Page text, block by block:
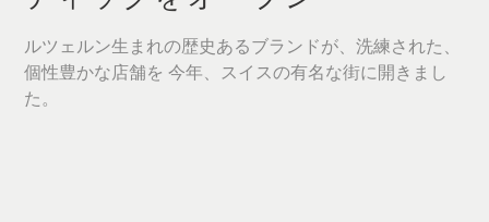
ルツェルン生まれの歴史あるブランドが、洗練された、
個性豊かな店舗を 今年、スイスの有名な街に開きまし
た。